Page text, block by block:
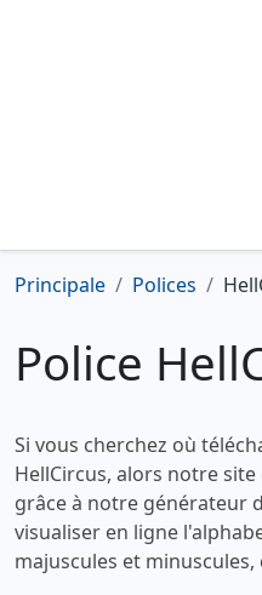
Principale Polices
Police
Si vous cherchez où
HellCircus, alors notre
grâce à notre générateur
visualiser en ligne
majuscules et minuscules,